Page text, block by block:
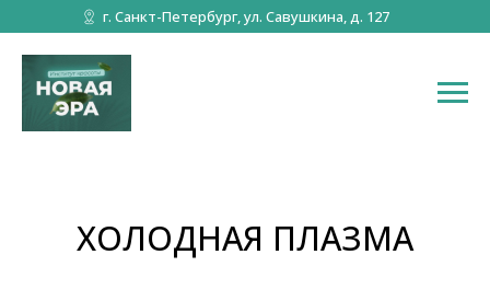
г. Санкт-Петербург, ул. Савушкина, д. 127
ХОЛОДНАЯ ПЛАЗМА